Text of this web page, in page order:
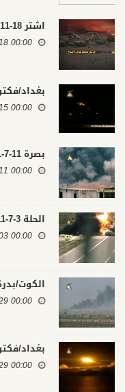
اشتر 18-11-2011
00:00 2011-11-18
بغداد/
00:00 2011-07-15
بصرة 11-7-2011
00:00 2011-07-11
الحلة 3-7-2011
00:00 2011-07-03
الكوت/بدرة 29-6-
00:00 2011-06-29
بغداد/
00:00 2011-06-29